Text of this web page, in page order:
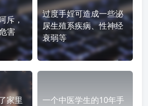
斥，
害
过度手婬可造成一些泌
尿生殖系疾病、性神经
衰弱等
家里
一个中医学生的10年手